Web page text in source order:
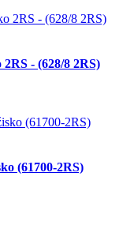
- (628/8 2RS)
(61700-2RS)